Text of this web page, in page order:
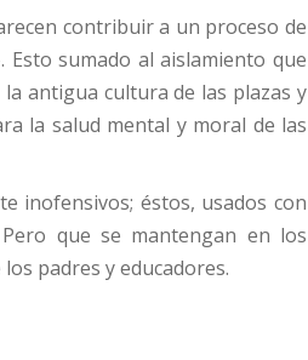
contribuir a un proceso de
sumado al aislamiento que
antigua cultura de las plazas y
la salud mental y moral de las
éstos, usados con
que se mantengan en los
padres y educadores.